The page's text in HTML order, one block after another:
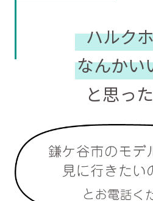
ハルク
なんかい
と思った